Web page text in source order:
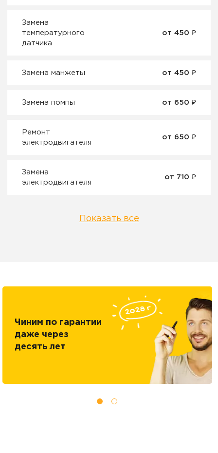
Замена
температурного
датчика
от 450 ₽
Замена манжеты от 450 ₽
Замена помпы от 650 ₽
Ремонт
электродвигателя
от 650 ₽
Замена
электродвигателя
от 710 ₽
Показать все
Чиним по гарантии
даже через
десять лет